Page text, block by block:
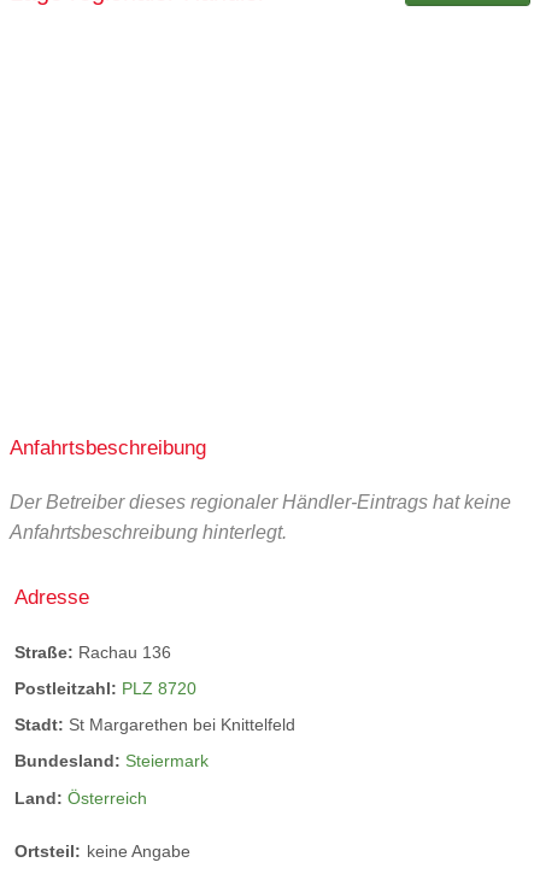
Kerzen
Wohnambiente. Die Kerzen haben eine feine,
ganztags geöffnet
Gutscheinkauf vor Ort oder bei der Gemeinde St.
Anfahrtsbeschreibung
Der Betreiber dieses regionaler Händler-Eintrags hat keine
Anfahrtsbeschreibung hinterlegt.
Adresse
Straße: Rachau 136
Postleitzahl: PLZ 8720
Stadt: St Margarethen bei Knittelfeld
Bundesland: Steiermark
Land: Österreich
Ortsteil: keine Angabe